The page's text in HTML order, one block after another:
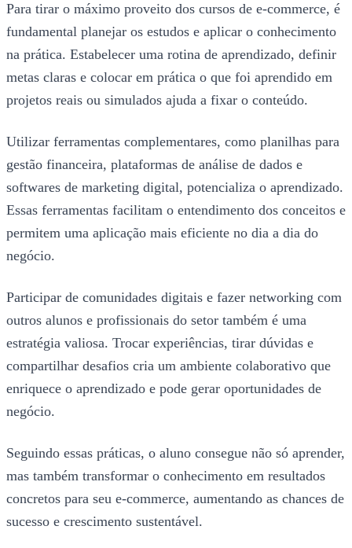
Para tirar o máximo proveito dos cursos de e-commerce, é
fundamental planejar os estudos e aplicar o conhecimento
na prática. Estabelecer uma rotina de aprendizado, definir
metas claras e colocar em prática o que foi aprendido em
projetos reais ou simulados ajuda a fixar o conteúdo.
Utilizar ferramentas complementares, como planilhas para
gestão financeira, plataformas de análise de dados e
softwares de marketing digital, potencializa o aprendizado.
Essas ferramentas facilitam o entendimento dos conceitos e
permitem uma aplicação mais eficiente no dia a dia do
negócio.
Participar de comunidades digitais e fazer networking com
outros alunos e profissionais do setor também é uma
estratégia valiosa. Trocar experiências, tirar dúvidas e
compartilhar desafios cria um ambiente colaborativo que
enriquece o aprendizado e pode gerar oportunidades de
negócio.
Seguindo essas práticas, o aluno consegue não só aprender,
mas também transformar o conhecimento em resultados
concretos para seu e-commerce, aumentando as chances de
sucesso e crescimento sustentável.